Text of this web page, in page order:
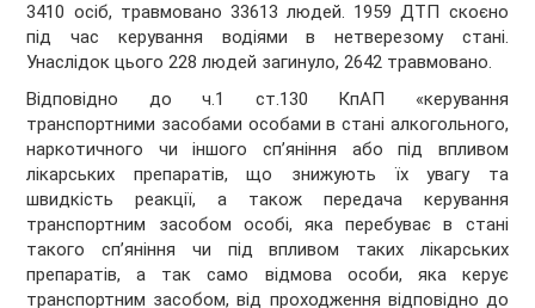
3410 осіб, травмовано 33613 людей. 1959 ДТП скоєно
під час керування водіями в нетверезому стані.
Унаслідок цього 228 людей загинуло, 2642 травмовано.
Відповідно до ч.1 ст.130 КпАП «керування
транспортними засобами особами в стані алкогольного,
наркотичного чи іншого сп’яніння або під впливом
лікарських препаратів, що знижують їх увагу та
швидкість реакції, а також передача керування
транспортним засобом особі, яка перебуває в стані
такого сп’яніння чи під впливом таких лікарських
препаратів, а так само відмова особи, яка керує
транспортним засобом, від проходження відповідно до